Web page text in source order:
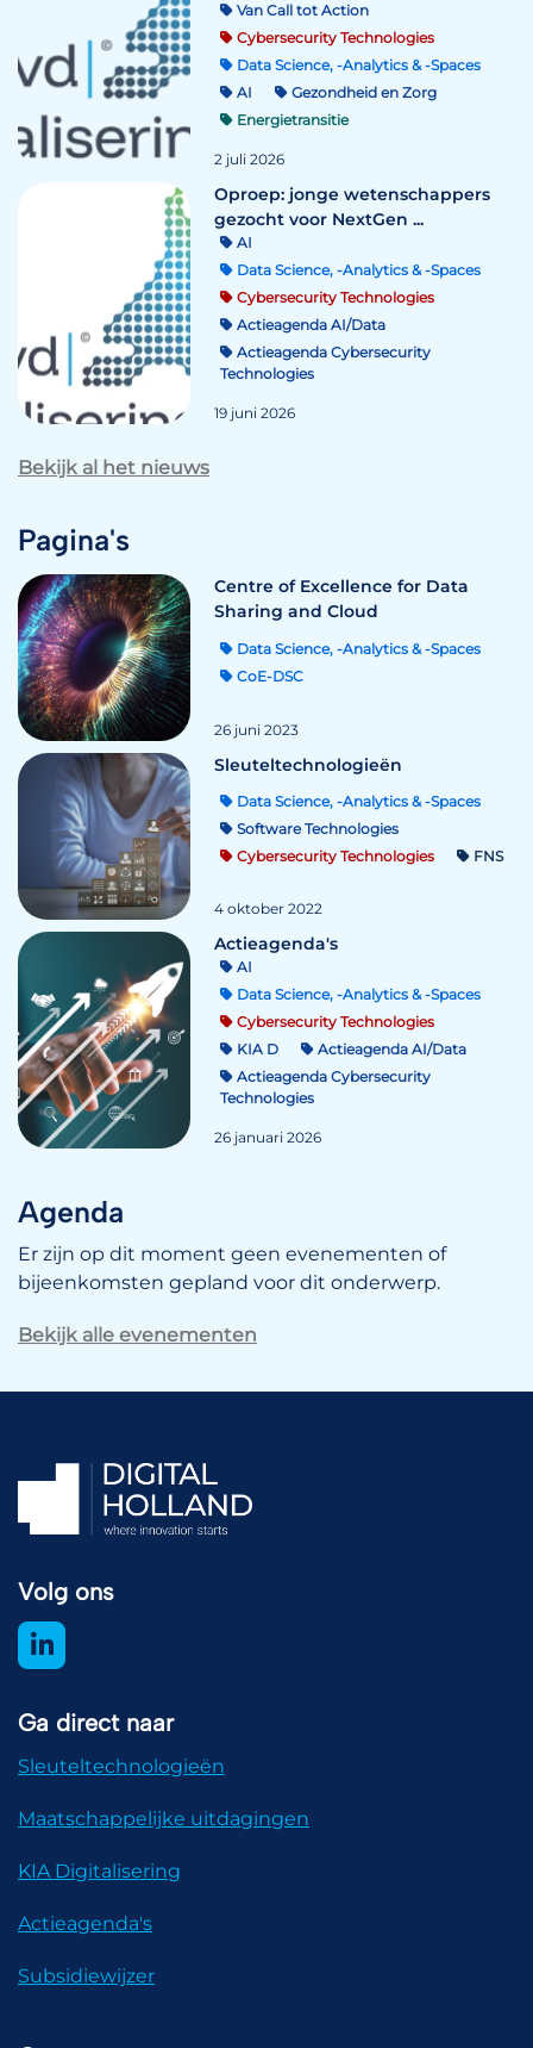
Van Call tot Action
Cybersecurity Technologies
Data Science, -Analytics & -Spaces
AI
Gezondheid en Zorg
Energietransitie
2 juli 2026
Oproep: jonge wetenschappers
gezocht voor NextGen ...
AI
Data Science, -Analytics & -Spaces
Cybersecurity Technologies
Actieagenda AI/Data
Actieagenda Cybersecurity
Technologies
19 juni 2026
Bekijk al het nieuws
Pagina's
Centre of Excellence for Data
Sharing and Cloud
Data Science, -Analytics & -Spaces
CoE-DSC
26 juni 2023
Sleuteltechnologieën
Data Science, -Analytics & -Spaces
Software Technologies
Cybersecurity Technologies
FNS
4 oktober 2022
Actieagenda's
AI
Data Science, -Analytics & -Spaces
Cybersecurity Technologies
KIA D
Actieagenda AI/Data
Actieagenda Cybersecurity
Technologies
26 januari 2026
Agenda
Er zijn op dit moment geen evenementen of
bijeenkomsten gepland voor dit onderwerp.
Bekijk alle evenementen
Volg ons
Ga direct naar
Sleuteltechnologieën
Maatschappelijke uitdagingen
KIA Digitalisering
Actieagenda's
Subsidiewijzer